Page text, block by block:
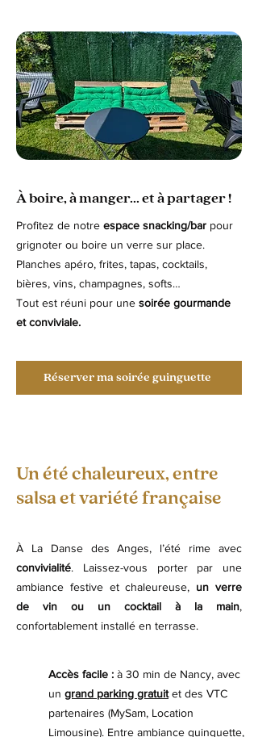
À boire, à manger... et à partager !
Profitez de notre espace snacking/bar pour
grignoter ou boire un verre sur place.
Planches apéro, frites, tapas, cocktails,
bières, vins, champagnes, softs…
Tout est réuni pour une soirée gourmande
et conviviale.
Réserver ma soirée guinguette
Un été chaleureux, entre
salsa et variété française
À La Danse des Anges, l’été rime avec
convivialité. Laissez-vous porter par une
ambiance festive et chaleureuse, un verre
de vin ou un cocktail à la main,
confortablement installé en terrasse.
Accès facile : à 30 min de Nancy, avec
un grand parking gratuitet des VTC
partenaires (MySam, Location
Limousine). Entre ambiance guinguette,